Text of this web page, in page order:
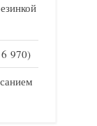
970)